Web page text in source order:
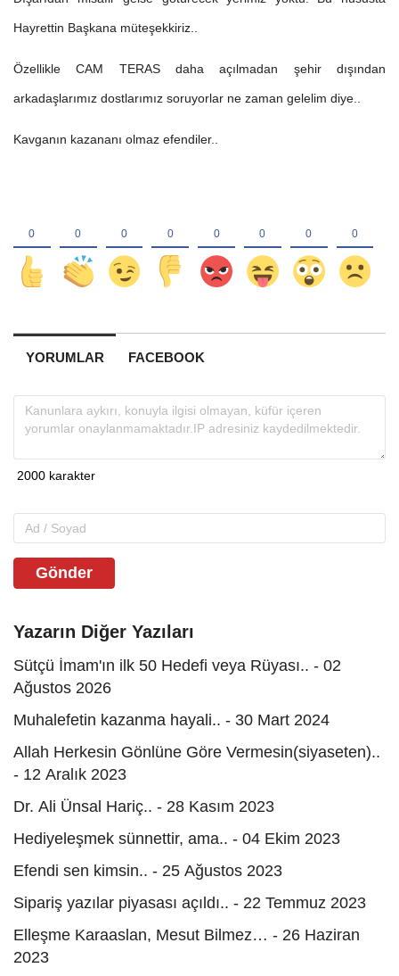
Hayrettin Başkana müteşekkiriz..
Özellikle CAM TERAS daha açılmadan şehir dışından
arkadaşlarımız dostlarımız soruyorlar ne zaman gelelim diye..
Kavganın kazananı olmaz efendiler..
YORUMLAR FACEBOOK
Gönder
Yazarın Diğer Yazıları
Sütçü İmam'ın ilk 50 Hedefi veya Rüyası.. - 02
Ağustos 2026
Muhalefetin kazanma hayali.. - 30 Mart 2024
Allah Herkesin Gönlüne Göre Vermesin(siyaseten)..
- 12 Aralık 2023
Dr. Ali Ünsal Hariç.. - 28 Kasım 2023
Hediyeleşmek sünnettir, ama.. - 04 Ekim 2023
Efendi sen kimsin.. - 25 Ağustos 2023
Sipariş yazılar piyasası açıldı.. - 22 Temmuz 2023
Elleşme Karaaslan, Mesut Bilmez… - 26 Haziran
2023